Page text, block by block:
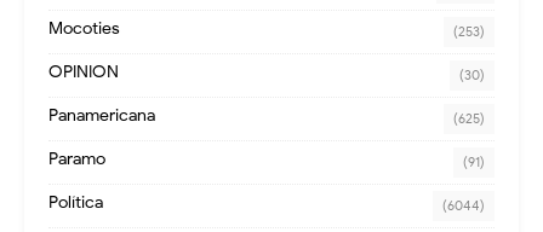
Mocoties (253)
OPINION (30)
Panamericana (625)
Paramo (91)
Política (6044)